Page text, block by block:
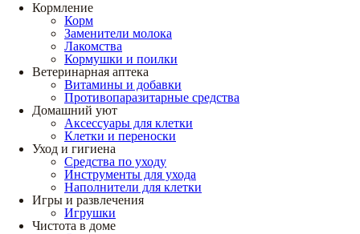
Кормление
Корм
Заменители молока
Лакомства
Кормушки и поилки
Ветеринарная аптека
Витамины и добавки
Противопаразитарные средства
Домашний уют
Аксессуары для клетки
Клетки и переноски
Уход и гигиена
Средства по уходу
Инструменты для ухода
Наполнители для клетки
Игры и развлечения
Игрушки
Чистота в доме